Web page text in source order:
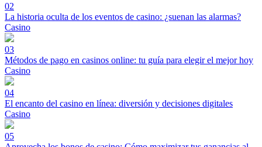
02
La historia oculta de los eventos de casino: ¿suenan las alarmas?
Casino
03
Métodos de pago en casinos online: tu guía para elegir el mejor hoy
Casino
04
El encanto del casino en línea: diversión y decisiones digitales
Casino
05